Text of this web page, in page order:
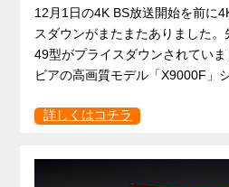
12月1日の4K BS放送開始を前に
スダウンがまたまたありました。
49型がプライスダウンされてい
ビアの高画質モデル「X9000F」
詳しくはコチラ